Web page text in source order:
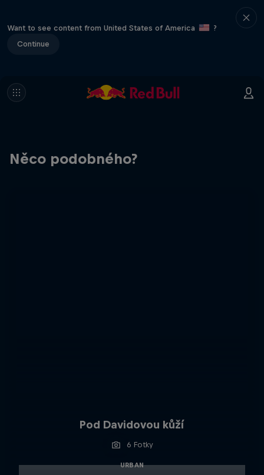
Want to see content from United States of America
?
Continue
Něco podobného?
Pod Davidovou kůží
6 Fotky
URBAN